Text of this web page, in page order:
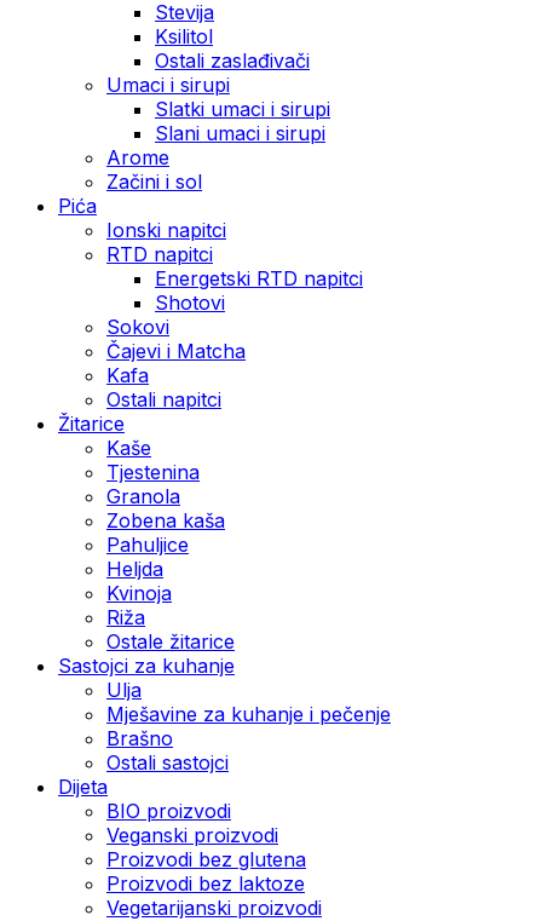
Stevija
Ksilitol
Ostali zaslađivači
Umaci i sirupi
Slatki umaci i sirupi
Slani umaci i sirupi
Arome
Začini i sol
Pića
Ionski napitci
RTD napitci
Energetski RTD napitci
Shotovi
Sokovi
Čajevi i Matcha
Kafa
Ostali napitci
Žitarice
Kaše
Tjestenina
Granola
Zobena kaša
Pahuljice
Heljda
Kvinoja
Riža
Ostale žitarice
Sastojci za kuhanje
Ulja
Mješavine za kuhanje i pečenje
Brašno
Ostali sastojci
Dijeta
BIO proizvodi
Veganski proizvodi
Proizvodi bez glutena
Proizvodi bez laktoze
Vegetarijanski proizvodi